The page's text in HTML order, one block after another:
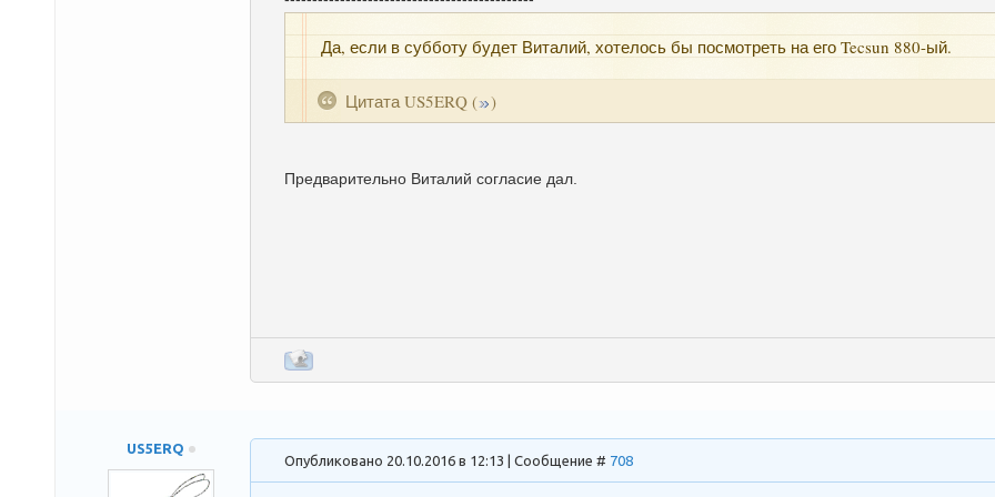
Цитата US5ERQ ( )
Да, если в субботу будет Виталий, хотелось бы посмотреть на его Tecsun 880-ый.
Предварительно Виталий согласие дал.
US5ERQ
Опубликовано 20.10.2016 в 12:13 | Сообщение # 708